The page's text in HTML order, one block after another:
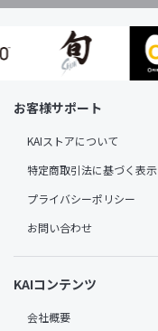
お客様サポート
KAIストアについて
特定商取引法に基づく表示
プライバシーポリシー
お問い合わせ
KAIコンテンツ
会社概要